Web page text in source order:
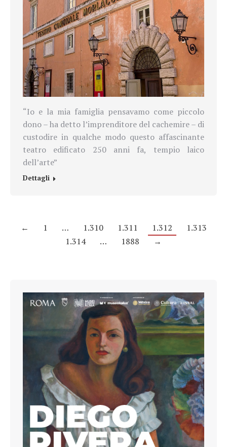
“Io e la mia famiglia pensavamo come piccolo
dono – ha detto l’imprenditore del cachemire – di
custodire in qualche modo questo affascinante
teatro edificato 250 anni fa, tempio laico
dell’arte”
Dettagli
← 1 … 1.310 1.311 1.312
1.313
1.314
… 1888 →